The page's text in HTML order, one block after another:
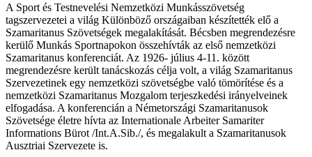
A Sport és Testnevelési Nemzetközi Munkásszövetség
tagszervezetei a világ Különböző országaiban készítették elő a
Szamaritanus Szövetségek megalakítását. Bécsben megrendezésre
kerülő Munkás Sportnapokon összehívták az első nemzetközi
Szamaritanus konferenciát. Az 1926- július 4-11. között
megrendezésre került tanácskozás célja volt, a világ Szamaritanus
Szervezetinek egy nemzetközi szövetségbe való tömörítése és a
nemzetközi Szamaritanus Mozgalom terjeszkedési irányelveinek
elfogadása. A konferencián a Németországi Szamaritanusok
Szövetsége életre hívta az Internationale Arbeiter Samariter
Informations Bürot /Int.A.Sib./, és megalakult a Szamaritanusok
Ausztriai Szervezete is.